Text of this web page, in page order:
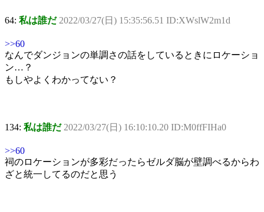
64: 私は誰だ 2022/03/27(日) 15:35:56.51 ID:XWslW2m1d
>>60
なんでダンジョンの単調さの話をしているときにロケーショ
ン…？
もしやよくわかってない？
134: 私は誰だ 2022/03/27(日) 16:10:10.20 ID:M0ffFIHa0
>>60
祠のロケーションが多彩だったらゼルダ脳が壁調べるからわ
ざと統一してるのだと思う